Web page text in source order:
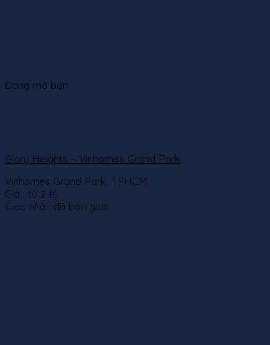
Đang mở bán
Glory Heights – Vinhomes Grand Park
Vinhomes Grand Park, TPHCM
Giá : từ 2 tỷ
Giao nhà : đã bàn giao